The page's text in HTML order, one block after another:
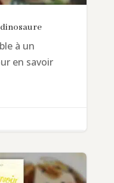
à un
en savoir